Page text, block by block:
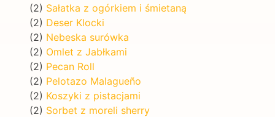
(2) Sałatka z ogórkiem i śmietaną
(2) Deser Klocki
(2) Nebeska surówka
(2) Omlet z Jabłkami
(2) Pecan Roll
(2) Pelotazo Malagueño
(2) Koszyki z pistacjami
(2) Sorbet z moreli sherry